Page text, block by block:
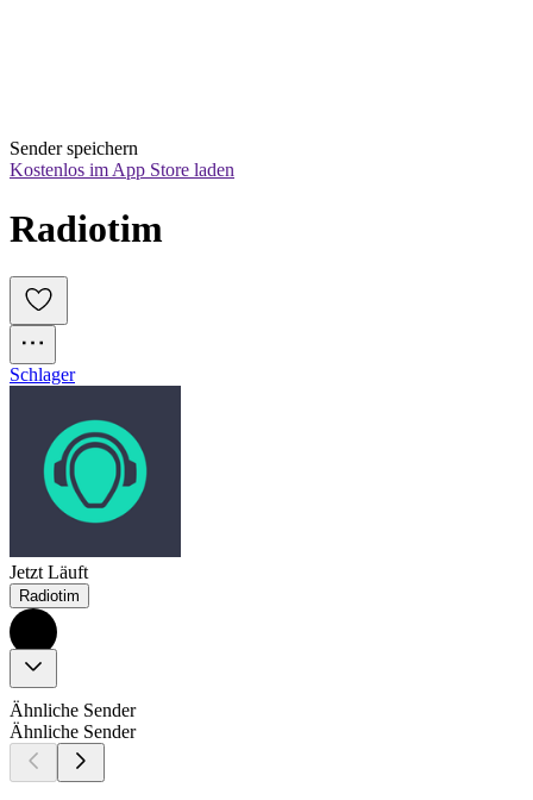
Sender speichern
Kostenlos im App Store laden
Radiotim
Schlager
Jetzt Läuft
Radiotim
Ähnliche Sender
Ähnliche Sender